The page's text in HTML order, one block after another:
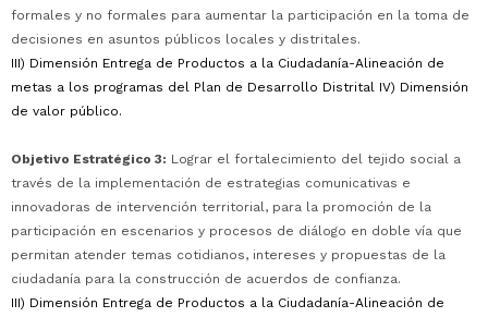
formales y no formales para aumentar la participación en la toma de
decisiones en asuntos públicos locales y distritales.
III) Dimensión Entrega de Productos a la Ciudadanía-Alineación de
metas a los programas del Plan de Desarrollo Distrital IV) Dimensión
de valor público.
Objetivo Estratégico 3: Lograr el fortalecimiento del tejido social a
través de la implementación de estrategias comunicativas e
innovadoras de intervención territorial, para la promoción de la
participación en escenarios y procesos de diálogo en doble vía que
permitan atender temas cotidianos, intereses y propuestas de la
ciudadanía para la construcción de acuerdos de confianza.
III) Dimensión Entrega de Productos a la Ciudadanía-Alineación de